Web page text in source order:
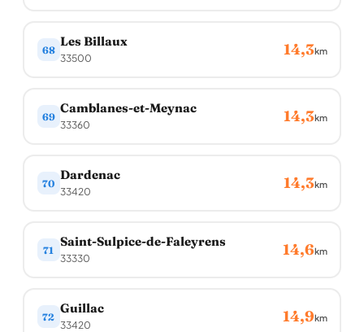
68
Les Billaux
33500 14,3km
69
Camblanes-et-Meynac
33360 14,3km
70
Dardenac
33420 14,3km
71
Saint-Sulpice-de-Faleyrens
33330 14,6km
72
Guillac
33420 14,9km